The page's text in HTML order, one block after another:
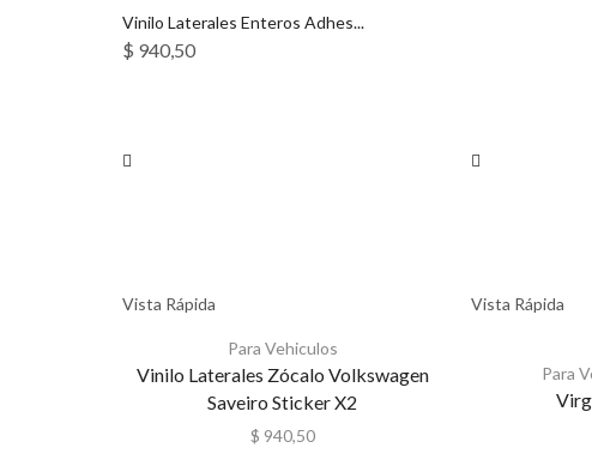
Vinilo Laterales Enteros Adhes...
$ 940,50
Vista Rápida
Para Vehiculos
Vinilo Laterales Zócalo Volkswagen
Saveiro Sticker X2
$ 940,50
Vista Rápida
Para